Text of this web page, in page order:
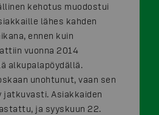
kehotus muodostui
lähes kahden
ennen kuin
vuonna 2014
alkupalapöydällä.
unohtunut, vaan sen
jatkuvasti. Asiakkaiden
ja syyskuun 22.